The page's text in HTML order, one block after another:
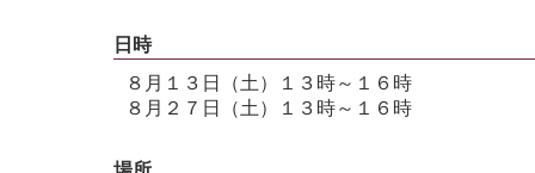
日時
８月１３日（土）１３時～１６時
８月２７日（土）１３時～１６時